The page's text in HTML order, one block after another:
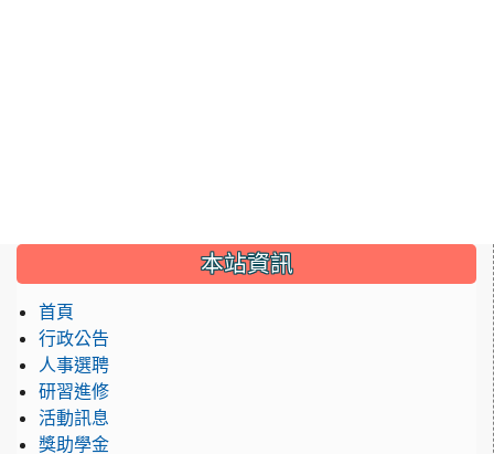
::: 本站資訊
首頁
行政公告
人事選聘
研習進修
活動訊息
獎助學金